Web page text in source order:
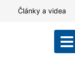
Články a videa